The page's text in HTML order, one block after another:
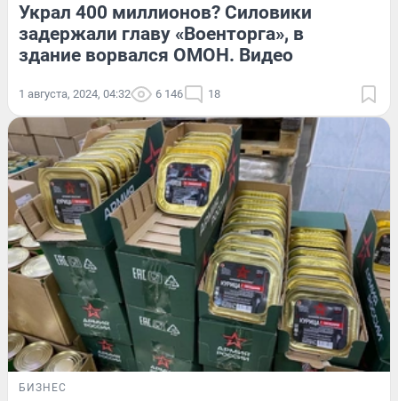
Украл 400 миллионов? Силовики
задержали главу «Военторга», в
здание ворвался ОМОН. Видео
1 августа, 2024, 04:32 6 146 18
БИЗНЕС